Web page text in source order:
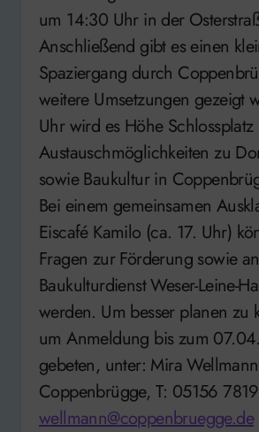
um 14:30 Uhr in der
Anschließend gibt es einen
Spaziergang durch
weitere Umsetzungen gezeigt
Uhr wird es Höhe
Austauschmöglichkeiten zu
sowie Baukultur in
Bei einem gemeinsamen
Eiscafé Kamilo (ca. 17. Uhr)
Fragen zur Förderung sowie
Baukulturdienst Weser-Leine-
werden. Um besser planen zu
um Anmeldung bis zum
gebeten, unter: Mira
Coppenbrügge, T: 05156
wellmann@coppenbruegge.de